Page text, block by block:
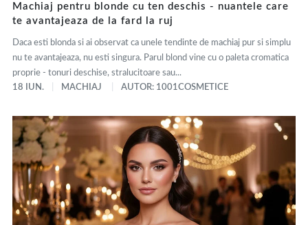
Machiaj pentru blonde cu ten deschis - nuantele care
te avantajeaza de la fard la ruj
Daca esti blonda si ai observat ca unele tendinte de machiaj pur si simplu
nu te avantajeaza, nu esti singura. Parul blond vine cu o paleta cromatica
proprie - tonuri deschise, stralucitoare sau...
18 IUN.
MACHIAJ AUTOR: 1001COSMETICE